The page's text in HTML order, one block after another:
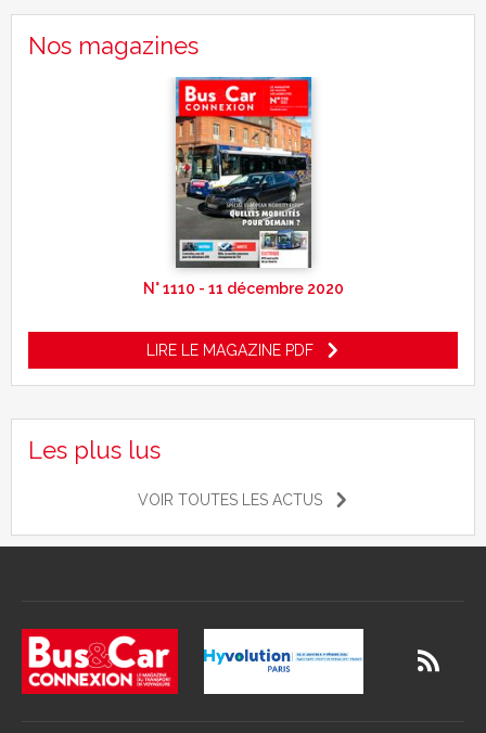
Nos magazines
N° 1110 - 11 décembre 2020
LIRE LE MAGAZINE PDF
Les plus lus
VOIR TOUTES LES ACTUS